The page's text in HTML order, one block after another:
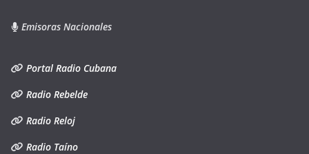
Emisoras Nacionales
Portal Radio Cubana
Radio Rebelde
Radio Reloj
Radio Taíno